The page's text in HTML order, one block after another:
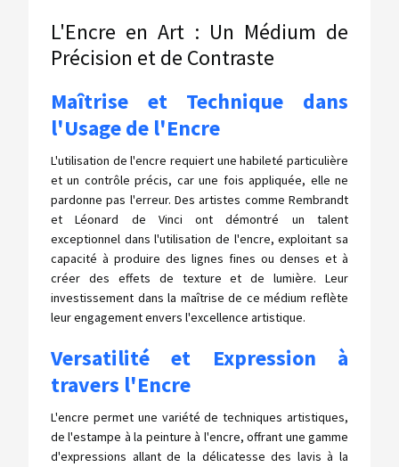
L'Encre en Art : Un Médium de
Précision et de Contraste
Maîtrise et Technique dans
l'Usage de l'Encre
L'utilisation de l'encre requiert une habileté particulière
et un contrôle précis, car une fois appliquée, elle ne
pardonne pas l'erreur. Des artistes comme Rembrandt
et Léonard de Vinci ont démontré un talent
exceptionnel dans l'utilisation de l'encre, exploitant sa
capacité à produire des lignes fines ou denses et à
créer des effets de texture et de lumière. Leur
investissement dans la maîtrise de ce médium reflète
leur engagement envers l'excellence artistique.
Versatilité et Expression à
travers l'Encre
L'encre permet une variété de techniques artistiques,
de l'estampe à la peinture à l'encre, offrant une gamme
d'expressions allant de la délicatesse des lavis à la